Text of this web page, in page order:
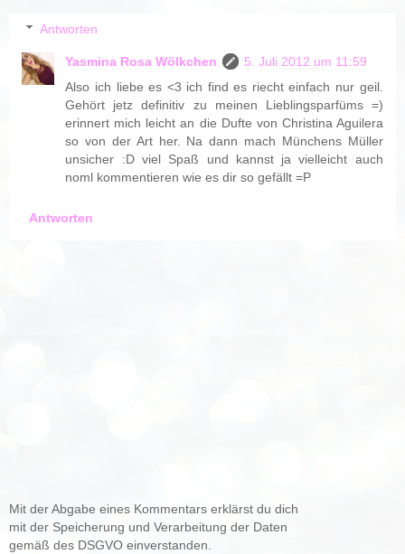
Antworten
Yasmina Rosa Wölkchen
5. Juli 2012 um 11:59
Also ich liebe es <3 ich find es riecht einfach nur geil.
Gehört jetz definitiv zu meinen Lieblingsparfüms =)
erinnert mich leicht an die Dufte von Christina Aguilera
so von der Art her. Na dann mach Münchens Müller
unsicher :D viel Spaß und kannst ja vielleicht auch
noml kommentieren wie es dir so gefällt =P
Antworten
Mit der Abgabe eines Kommentars erklärst du dich
mit der Speicherung und Verarbeitung der Daten
gemäß des DSGVO einverstanden.